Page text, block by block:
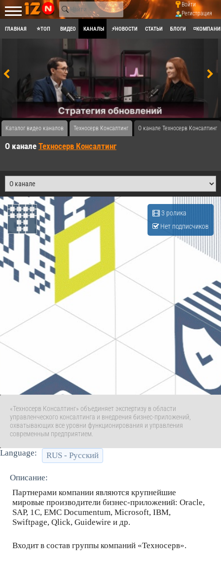
Войти
Регистрация
ГЛАВНАЯ ⭐ТОП ВИДЕО КАНАЛЫ ⚡НОВОСТИ СТАТЬИ БЛОГИ
Каталог видео каналов Техносерв Консалтинг О канале Техносерв Консалтинг
О канале Техносерв Консалтинг
3 ролика
Нет подписчиков
«Техносерв Консалтинг» объединяет экспертизу в области
управленческого консалтинга и внедрения бизнес-приложений,
охватывающих все уровни функционирования и управления
современным предприятием.
Language: RUS - Русский
Описание:
Партнерами компании являются крупнейшие
мировые производители бизнес-приложений: Oracle,
SAP, 1C, EMC Documentum, Microsoft, IBM,
Swiftpage, Qlick, Guidewire и др.
Входит в состав группы компаний «Техносерв».